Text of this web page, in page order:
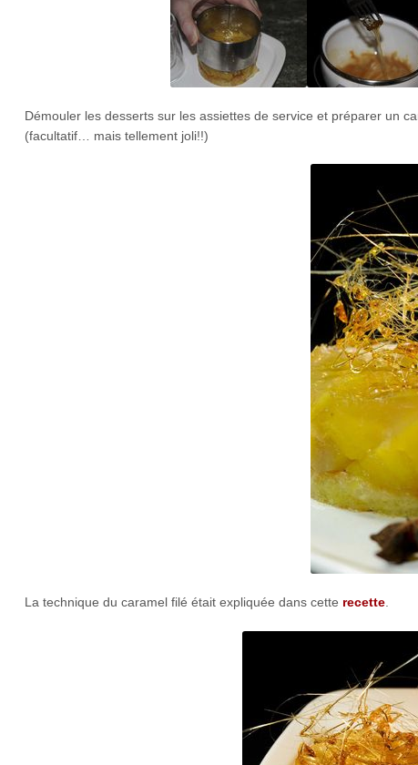
Démouler les desserts sur les assiettes de service et préparer un
(facultatif… mais tellement joli!!)
La technique du caramel filé était expliquée dans cette recette.